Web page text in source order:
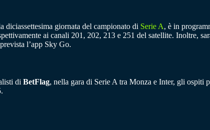
diciassettesima giornata del campionato di Serie A, è in
ai canali 201, 202, 213 e 251 del satellite. Inoltre,
l’app Sky Go.
di BetFlag, nella gara di Serie A tra Monza e Inter, gli ospiti